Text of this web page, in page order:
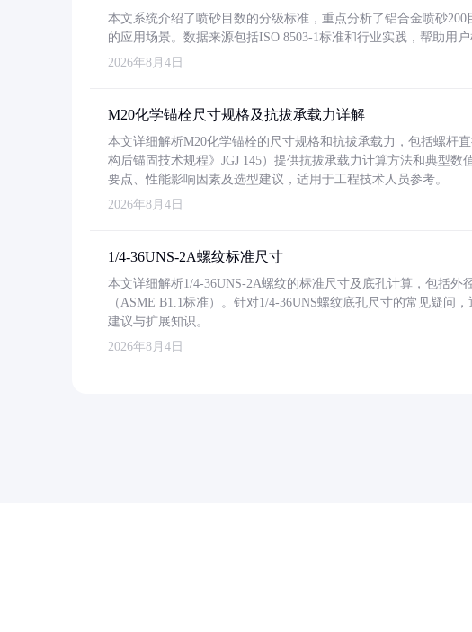
本文系统介绍了喷砂目数的分级标准，重点分析了铝合金喷砂
的应用场景。数据来源包括ISO 8503-1标准和行业实践，帮助用
2026年8月4日
M20化学锚栓尺寸规格及抗拔承载力详解
本文详细解析M20化学锚栓的尺寸规格和抗拔承载力，包括螺杆
构后锚固技术规程》JGJ 145）提供抗拔承载力计算方法和典型
要点、性能影响因素及选型建议，适用于工程技术人员参考。
2026年8月4日
1/4-36UNS-2A螺纹标准尺寸
本文详细解析1/4-36UNS-2A螺纹的标准尺寸及底孔计算，包括
（ASME B1.1标准）。针对1/4-36UNS螺纹底孔尺寸的常见疑问
建议与扩展知识。
2026年8月4日